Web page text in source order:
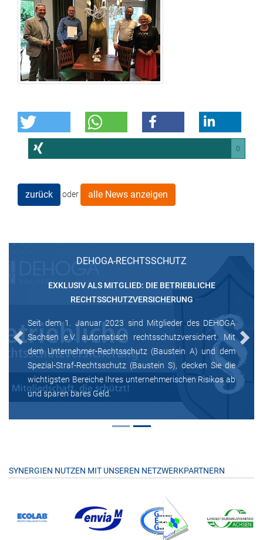
0
zurück oder alle News anzeigen
DEHOGA-RECHTSSCHUTZ
EXKLUSIV ALS MITGLIED: DIE BETRIEBLICHE
RECHTSSCHUTZVERSICHERUNG
Seit dem 1. Januar 2023 sind Mitglieder des DEHOGA
Sachsen e.V. automatisch rechtsschutzversichert. Mit
dem Unternehmer-Rechtsschutz (Baustein A) und dem
Spezial-Straf-Rechtsschutz (Baustein S), decken Sie die
wichtigsten Bereiche Ihres unternehmerischen Risikos ab
und sparen bares Geld.
Previous Next
SYNERGIEN NUTZEN MIT UNSEREN NETZWERKPARTNERN